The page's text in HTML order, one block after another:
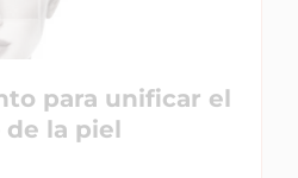
para unificar el
la piel